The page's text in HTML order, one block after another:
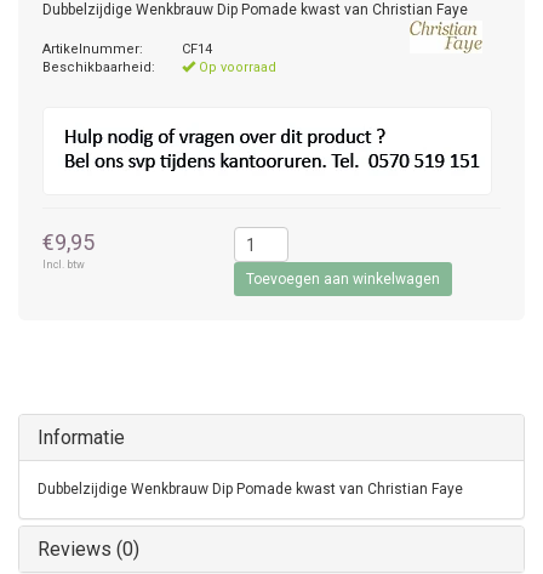
Dubbelzijdige Wenkbrauw Dip Pomade kwast van Christian Faye
Artikelnummer:
CF14
Beschikbaarheid:
Op voorraad
€9,95
Incl. btw
Toevoegen aan winkelwagen
Informatie
Dubbelzijdige Wenkbrauw Dip Pomade kwast van Christian Faye
Reviews (0)